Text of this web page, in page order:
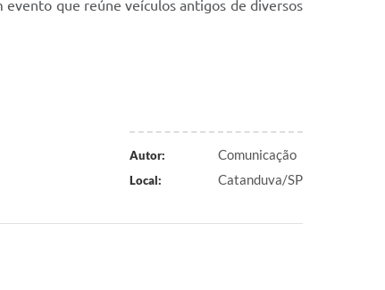
evento que reúne veículos antigos de diversos
Autor: Comunicação
Local: Catanduva/SP